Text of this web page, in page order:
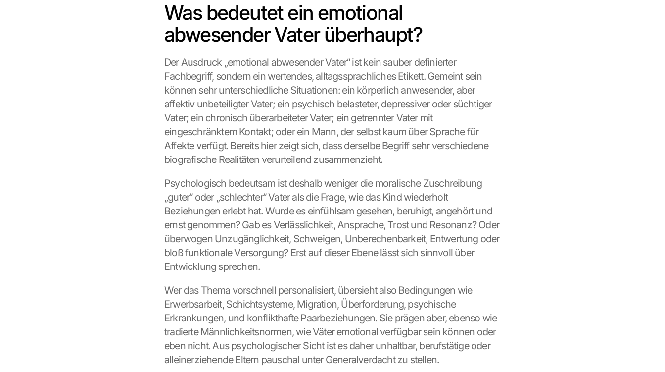
Was bedeutet ein emotional
abwesender Vater überhaupt?
Der Ausdruck „emotional abwesender Vater“ ist kein sauber definierter
Fachbegriff, sondern ein wertendes, alltagssprachliches Etikett. Gemeint sein
können sehr unterschiedliche Situationen: ein körperlich anwesender, aber
affektiv unbeteiligter Vater; ein psychisch belasteter, depressiver oder süchtiger
Vater; ein chronisch überarbeiteter Vater; ein getrennter Vater mit
eingeschränktem Kontakt; oder ein Mann, der selbst kaum über Sprache für
Affekte verfügt. Bereits hier zeigt sich, dass derselbe Begriff sehr verschiedene
biografische Realitäten verurteilend zusammenzieht.
Psychologisch bedeutsam ist deshalb weniger die moralische Zuschreibung
„guter“ oder „schlechter“ Vater als die Frage, wie das Kind wiederholt
Beziehungen erlebt hat. Wurde es einfühlsam gesehen, beruhigt, angehört und
ernst genommen? Gab es Verlässlichkeit, Ansprache, Trost und Resonanz? Oder
überwogen Unzugänglichkeit, Schweigen, Unberechenbarkeit, Entwertung oder
bloß funktionale Versorgung? Erst auf dieser Ebene lässt sich sinnvoll über
Entwicklung sprechen.
Wer das Thema vorschnell personalisiert, übersieht also Bedingungen wie
Erwerbsarbeit, Schichtsysteme, Migration, Überforderung, psychische
Erkrankungen, und konflikthafte Paarbeziehungen. Sie prägen aber, ebenso wie
tradierte Männlichkeitsnormen, wie Väter emotional verfügbar sein können oder
eben nicht. Aus psychologischer Sicht ist es daher unhaltbar, berufstätige oder
alleinerziehende Eltern pauschal unter Generalverdacht zu stellen.